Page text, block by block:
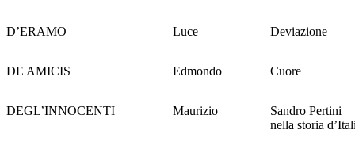
D’ERAMO Luce Deviazione
DE AMICIS Edmondo Cuore
DEGL’INNOCENTI Maurizio
Sandro Pertini
nella storia